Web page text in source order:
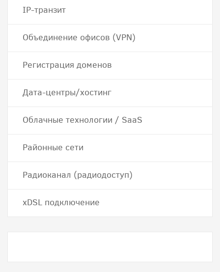
IP-транзит
Объединение офисов (VPN)
Регистрация доменов
Дата-центры/хостинг
Облачные технологии / SaaS
Районные сети
Радиоканал (радиодоступ)
хDSL подключение